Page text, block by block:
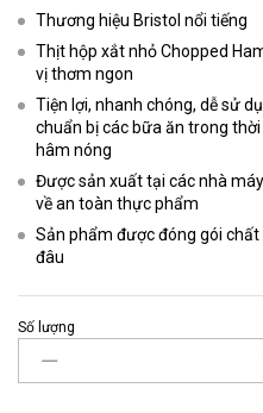
Thương hiệu Bristol nổi tiếng
Thịt hộp xắt nhỏ Chopped
vị thơm ngon
Tiện lợi, nhanh chóng, dễ sử
chuẩn bị các bữa ăn trong
hâm nóng
Được sản xuất tại các nhà
về an toàn thực phẩm
Sản phẩm được đóng gói
đâu
Số lượng